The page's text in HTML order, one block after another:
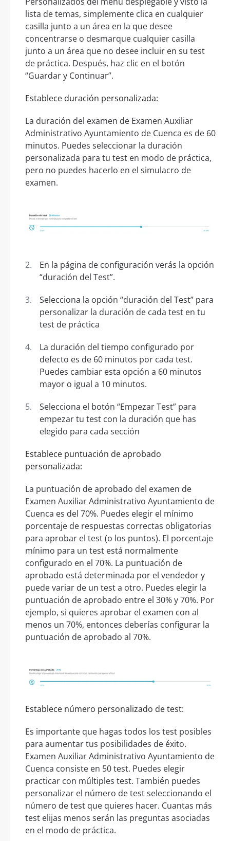
lista de temas, simplemente clica en cualquier
casilla junto a un área en la que desee
concentrarse o desmarque cualquier casilla
junto a un área que no desee incluir en su test
de práctica. Después, haz clic en el botón
“Guardar y Continuar”.
Establece duración personalizada:
La duración del examen de Examen Auxiliar
Administrativo Ayuntamiento de Cuenca es de 60
minutos. Puedes seleccionar la duración
personalizada para tu test en modo de práctica,
pero no puedes hacerlo en el simulacro de
examen.
En la página de configuración verás la opción
“duración del Test”.
Selecciona la opción “duración del Test” para
personalizar la duración de cada test en tu
test de práctica
La duración del tiempo configurado por
defecto es de 60 minutos por cada test.
Puedes cambiar esta opción a 60 minutos
mayor o igual a 10 minutos.
Selecciona el botón “Empezar Test” para
empezar tu test con la duración que has
elegido para cada sección
Establece puntuación de aprobado
personalizada:
La puntuación de aprobado del examen de
Examen Auxiliar Administrativo Ayuntamiento de
Cuenca es del 70%. Puedes elegir el mínimo
porcentaje de respuestas correctas obligatorias
para aprobar el test (o los puntos). El porcentaje
mínimo para un test está normalmente
configurado en el 70%. La puntuación de
aprobado está determinada por el vendedor y
puede variar de un test a otro. Puedes elegir la
puntuación de aprobado entre el 30% y 70%. Por
ejemplo, si quieres aprobar el examen con al
menos un 70%, entonces deberías configurar la
puntuación de aprobado al 70%.
Establece número personalizado de test:
Es importante que hagas todos los test posibles
para aumentar tus posibilidades de éxito.
Examen Auxiliar Administrativo Ayuntamiento de
Cuenca consiste en 50 test. Puedes elegir
practicar con múltiples test. También puedes
personalizar el número de test seleccionando el
número de test que quieres hacer. Cuantas más
test elijas menos serán las preguntas asociadas
en el modo de práctica.